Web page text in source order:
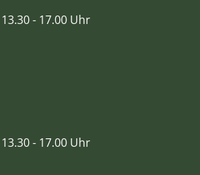
- 17.00 Uhr
- 17.00 Uhr